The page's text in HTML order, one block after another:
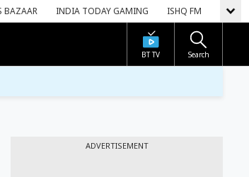
BAZAAR INDIA TODAY GAMING ISHQ FM
BT TV Search
ADVERTISEMENT